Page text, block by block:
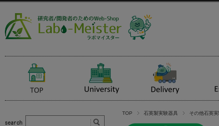
TOP 石英製実験器具 その他石英